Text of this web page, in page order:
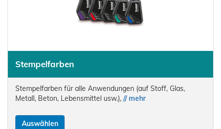
Stempelfarben
Stempelfarben für alle Anwendungen (auf Stoff, Glas,
Metall, Beton, Lebensmittel usw.), // mehr
Auswählen